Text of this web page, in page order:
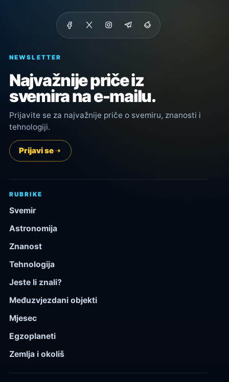
NEWSLETTER
Najvažnije priče iz
svemira na e-mailu.
Prijavite se za najvažnije priče o svemiru, znanosti i
tehnologiji.
Prijavi se
RUBRIKE
Svemir
Astronomija
Znanost
Tehnologija
Jeste li znali?
Međuzvjezdani objekti
Mjesec
Egzoplaneti
Zemlja i okoliš